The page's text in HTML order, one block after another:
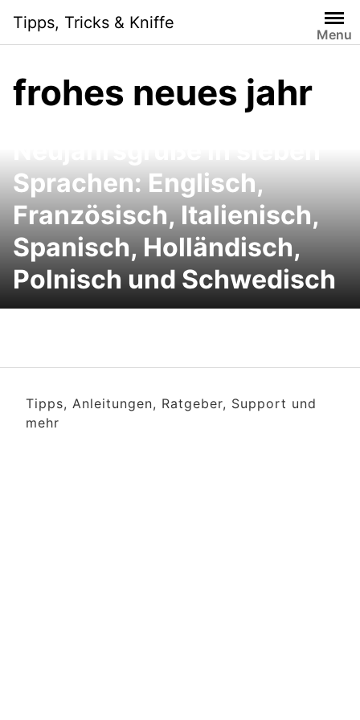
content
Tipps, Tricks & Kniffe
Menu
frohes neues jahr
Sprachen: Englisch,
Französisch, Italienisch,
Spanisch, Holländisch,
Polnisch und Schwedisch
Tipps, Anleitungen, Ratgeber, Support und
mehr